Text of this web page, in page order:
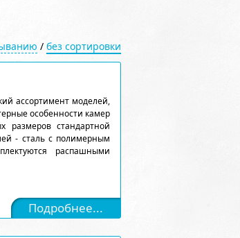
/ без сортировки
ассортимент моделей,
особенности камер
размеров стандартной
- сталь с полимерным
распашными
Подробнее...